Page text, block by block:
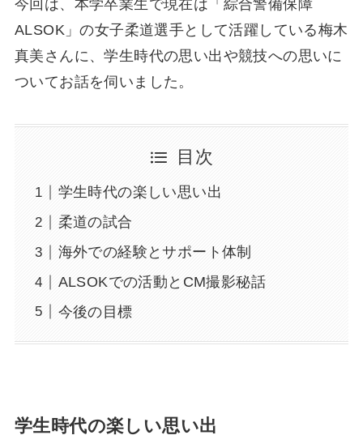
今回は、本学卒業生で現在は「綜合警備保障
ALSOK」の女子柔道選手として活躍している梅木
真美さんに、学生時代の思い出や競技への思いに
ついてお話を伺いました。
目次
学生時代の楽しい思い出
柔道の試合
海外での経験とサポート体制
ALSOKでの活動とCM撮影秘話
今後の目標
学生時代の楽しい思い出